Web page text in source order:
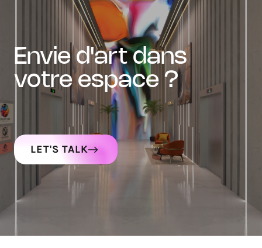
envie d'art dans
votre espace ?
LET'S TALK